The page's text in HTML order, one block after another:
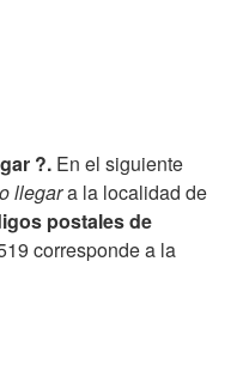
?. En el siguiente
llegara la localidad de
postales de
corresponde a la